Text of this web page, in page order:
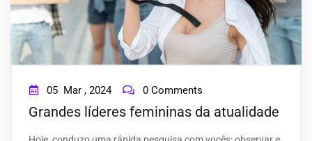
05 Mar , 2024 0 Comments
Grandes líderes femininas da atualidade